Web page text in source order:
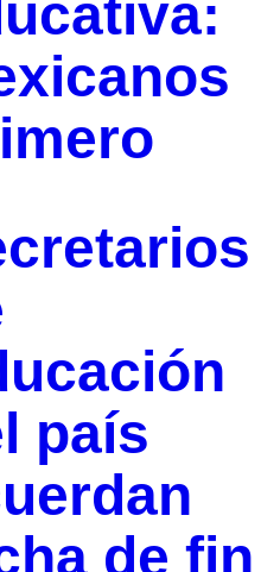
país
de fin